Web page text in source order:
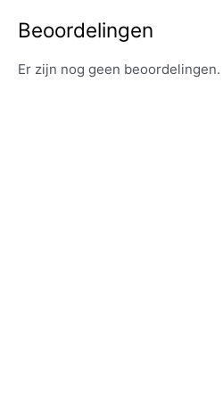
Beoordelingen
Er zijn nog geen beoordelingen.